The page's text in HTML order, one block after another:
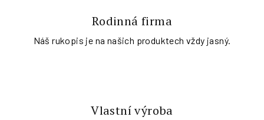
Rodinná firma
Náš rukopis je na našich produktech vždy jasný.
Vlastní výroba